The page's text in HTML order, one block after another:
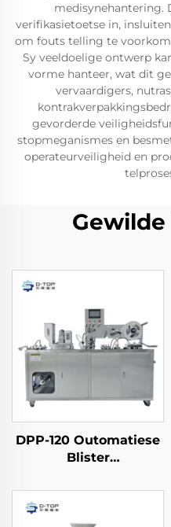
medisynehantering.
verifikasietoetse in,
om fouts telling te
Sy veeldoelige ontwerp
vorme hanteer, wat dit
vervaardigers,
gevorderde
stopmeganismes en
operateurveiligheid en
DPP-120 Outomatiese
Blister